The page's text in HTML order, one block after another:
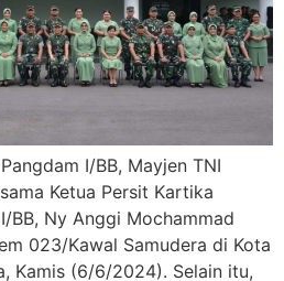
I/BB, Mayjen TNI
Ketua Persit Kartika
BB, Ny Anggi Mochammad
023/Kawal Samudera di Kota
Kamis (6/6/2024). Selain itu,